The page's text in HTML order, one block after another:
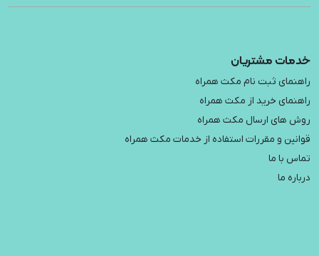
خدمات مشتریان
راهنمای ثبت نام مکث همراه
راهنمای خرید از مکث همراه
روش های ارسال مکث همراه
قوانین و مقررات استفاده از خدمات مکث همراه
تماس با ما
درباره ما